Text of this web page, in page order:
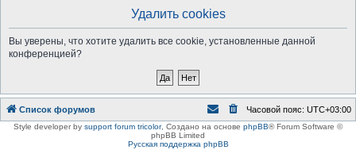
Удалить cookies
Вы уверены, что хотите удалить все cookie, установленные данной
конференцией?
Список форумов Часовой пояс: UTC+03:00
Style developer by support forum tricolor, Создано на основе phpBB® Forum Software ©
phpBB Limited
Русская поддержка phpBB